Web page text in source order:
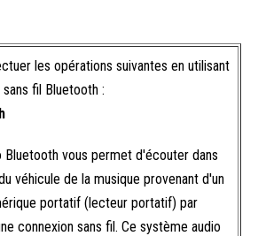
les opérations suivantes en utilisant
fil Bluetooth :
Bluetooth vous permet d'écouter dans
véhicule de la musique provenant d'un
portatif (lecteur portatif) par
connexion sans fil. Ce système audio